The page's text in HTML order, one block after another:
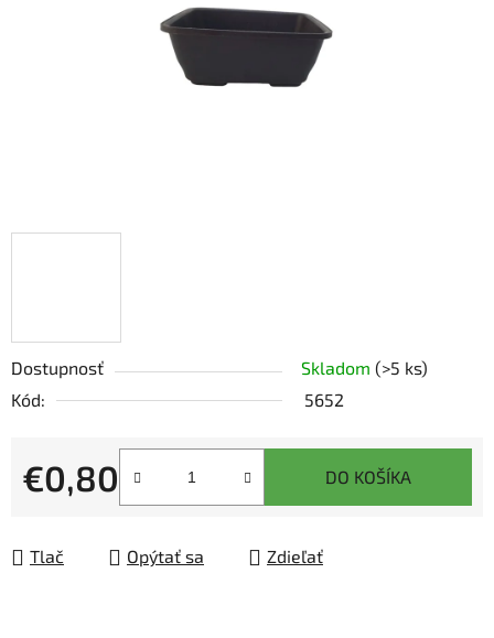
Dostupnosť Skladom (>5 ks)
Kód:
5652
€0,80
Jednotková cena:
DO KOŠÍKA
Tlač Opýtať sa Zdieľať